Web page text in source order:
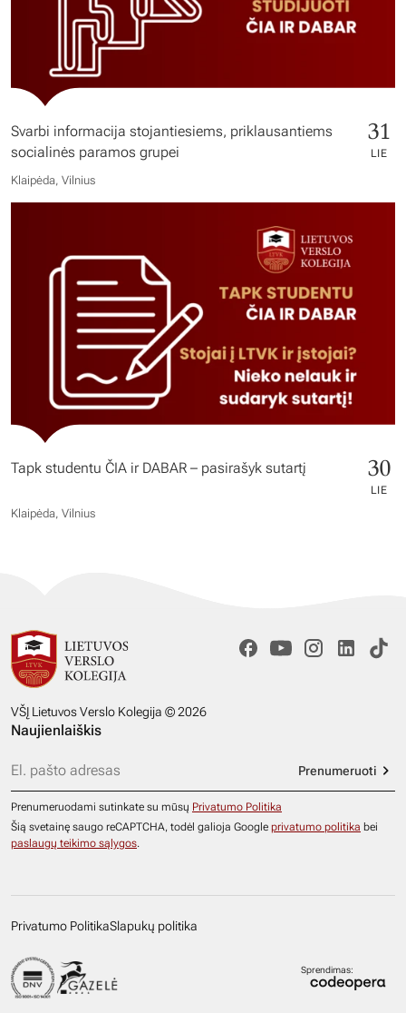
Svarbi informacija stojantiesiems, priklausantiems
socialinės paramos grupei
31
LIE
Klaipėda, Vilnius
Tapk studentu ČIA ir DABAR – pasirašyk sutartį 30
LIE
Klaipėda, Vilnius
VŠĮ Lietuvos Verslo Kolegija © 2026
Naujienlaiškis
Prenumeruoti
Prenumeruodami sutinkate su mūsų Privatumo Politika
Šią svetainę saugo reCAPTCHA, todėl galioja Google privatumo politika bei
paslaugų teikimo sąlygos.
Privatumo PolitikaSlapukų politika
Sprendimas: